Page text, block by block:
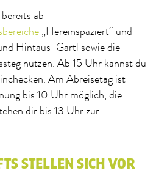
ab
„Hereinspaziert“ und
Hintaus-Gartl sowie die
nutzen. Ab 15 Uhr kannst du
Am Abreisetag ist
bis 10 Uhr möglich, die
dir bis 13 Uhr zur
STELLEN SICH VOR